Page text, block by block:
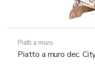
Piatti a muro
Piatto a muro dec.